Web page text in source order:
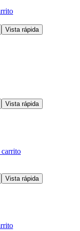
Vista rápida
Vista rápida
Vista rápida